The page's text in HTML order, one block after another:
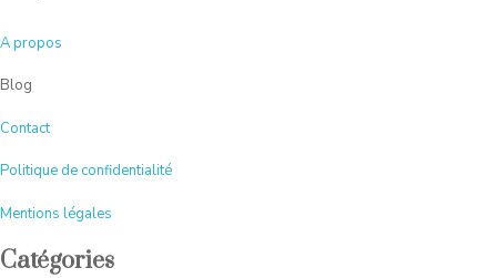
Apropos
Blog
Contact
Politique de confidentialité
Mentions légales
Catégories